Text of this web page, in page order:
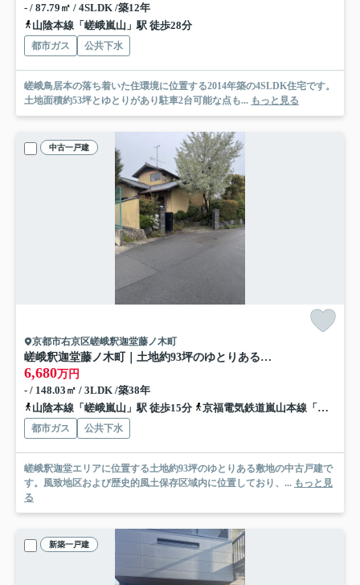
- / 87.79㎡ / 4SLDK /築12年
山陰本線「嵯峨嵐山」駅 徒歩28分
都市ガス 公共下水
嵯峨鳥居本の落ち着いた住環境に位置する2014年築の4SLDK住宅です。
土地面積約53坪とゆとりがあり駐車2台可能な点も... もっと見る
中古一戸建
京都市右京区嵯峨釈迦堂藤ノ木町
嵯峨釈迦堂藤ノ木町｜土地約93坪のゆとりある邸宅｜二方道路｜中古戸建
6,680万円
- / 148.03㎡ / 3LDK /築38年
山陰本線「嵯峨嵐山」駅 徒歩15分
京福電気鉄道嵐山本線「嵐山」駅 徒歩17分
都市ガス 公共下水
嵯峨釈迦堂エリアに位置する土地約93坪のゆとりある敷地の中古戸建で
す。風致地区および歴史的風土保存区域内に位置しており、... もっと見
る
新築一戸建